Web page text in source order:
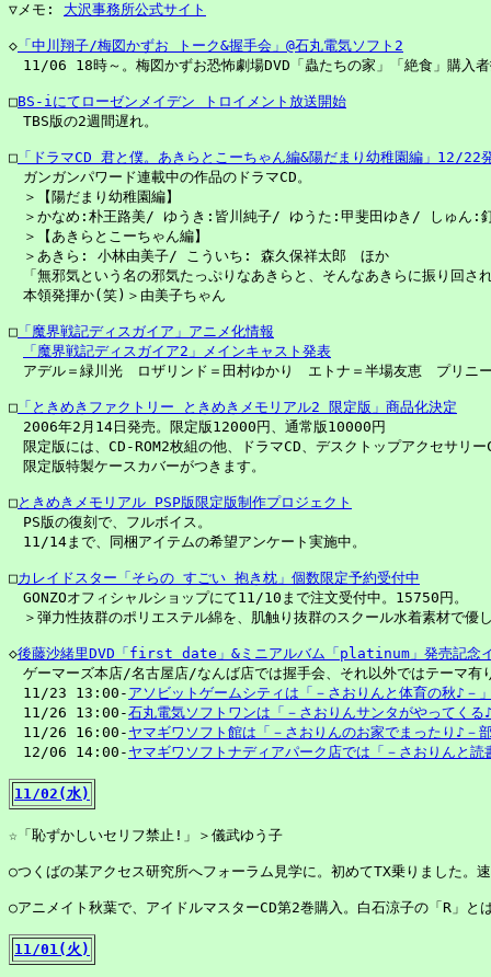
▽メモ: 大沢事務所公式サイト
◇ 「中川翔子/梅図かずお トーク&握手会」@石丸電気ソフト2
11/06 18時～。梅図かずお恐怖劇場DVD「蟲たちの家」「絶食」購入
□BS-iにてローゼンメイデン トロイメント放送開始
TBS版の2週間遅れ。
□ 「ドラマCD 君と僕。あきらとこーちゃん編&陽だまり幼稚園編」12/22
ガンガンパワード連載中の作品のドラマCD。
＞【陽だまり幼稚園編】
＞かなめ:朴王路美/ ゆうき:皆川純子/ ゆうた:甲斐田ゆき/ しゅん:釘
＞【あきらとこーちゃん編】
＞あきら: 小林由美子/ こういち: 森久保祥太郎　ほか
「無邪気という名の邪気たっぷりなあきらと、そんなあきらに振り回さ
本領発揮か(笑)＞由美子ちゃん
□ 「魔界戦記ディスガイア」アニメ化情報
「魔界戦記ディスガイア2」メインキャスト発表
アデル＝緑川光　ロザリンド＝田村ゆかり　エトナ＝半場友恵　プリニ
□ 「ときめきファクトリー ときめきメモリアル2 限定版」商品化決定
2006年2月14日発売。限定版12000円、通常版10000円
限定版には、CD-ROM2枚組の他、ドラマCD、デスクトップアクセサリ
限定版特製ケースカバーがつきます。
□ときめきメモリアル PSP版限定版制作プロジェクト
PS版の復刻で、フルボイス。
11/14まで、同梱アイテムの希望アンケート実施中。
□カレイドスター「そらの すごい 抱き枕」個数限定予約受付中
GONZOオフィシャルショップにて11/10まで注文受付中。15750円。
＞弾力性抜群のポリエステル綿を、肌触り抜群のスクール水着素材で優
◇後藤沙緒里DVD「first date」&ミニアルバム「platinum」発売記念
ゲーマーズ本店/名古屋店/なんば店では握手会、それ以外ではテーマ有
11/23 13:00- アソビットゲームシティは「－さおりんと体育の秋♪－
11/26 13:00-石丸電気ソフトワンは「－さおりんサンタがやってく
11/26 16:00- ヤマギワソフト館は「－さおりんのお家でまったり♪－
12/06 14:00- ヤマギワソフトナディアパーク店では「－さおりんと
11/02(水)
☆「恥ずかしいセリフ禁止!」＞儀武ゆう子
○つくばの某アクセス研究所へフォーラム見学に。初めてTX乗りました。
○アニメイト秋葉で、アイドルマスターCD第2巻購入。白石涼子の「R
11/01(火)